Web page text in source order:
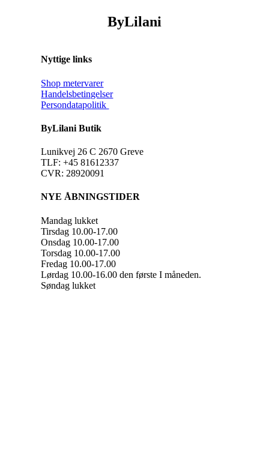
ByLilani
Nyttige links
Shop metervarer
Handelsbetingelser
Persondatapolitik
ByLilani Butik
Lunikvej 26 C 2670 Greve
TLF: +45 81612337
CVR: 28920091
NYE ÅBNINGSTIDER
Mandag lukket
Tirsdag 10.00-17.00
Onsdag 10.00-17.00
Torsdag 10.00-17.00
Fredag 10.00-17.00
Lørdag 10.00-16.00 den første I måneden.
Søndag lukket